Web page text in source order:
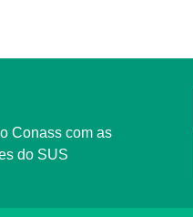
Conass com as
do SUS